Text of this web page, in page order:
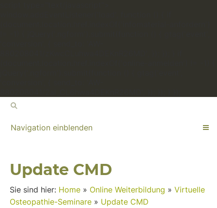
Navigation einblenden
Update CMD
Sie sind hier: Home » Online Weiterbildung » Virtuelle
Osteopathie-Seminare » Update CMD